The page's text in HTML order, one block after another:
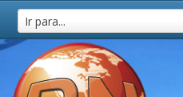
Ir para...